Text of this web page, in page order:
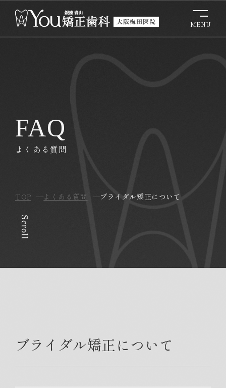
FAQ
よくある質問
TOP よくある質問 ブライダル矯正について
Scroll
ブライダル矯正について